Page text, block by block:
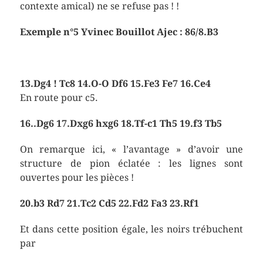
contexte amical) ne se refuse pas ! !
Exemple n°5 Yvinec Bouillot Ajec : 86/8.B3
13.Dg4 ! Tc8 14.O-O Df6 15.Fe3 Fe7 16.Ce4
En route pour c5.
16..Dg6 17.Dxg6 hxg6 18.Tf-c1 Th5 19.f3 Tb5
On remarque ici, « l’avantage » d’avoir une
structure de pion éclatée : les lignes sont
ouvertes pour les pièces !
20.b3 Rd7 21.Tc2 Cd5 22.Fd2 Fa3 23.Rf1
Et dans cette position égale, les noirs trébuchent
par